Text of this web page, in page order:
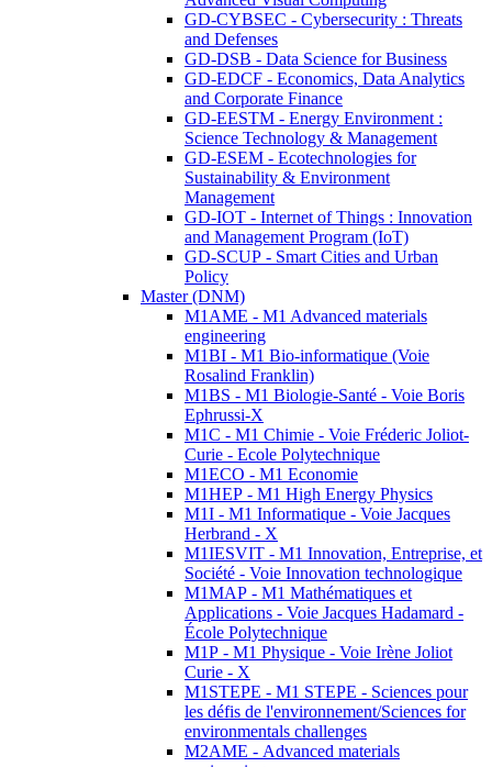
GD-CYBSEC - Cybersecurity : Threats
and Defenses
GD-DSB - Data Science for Business
GD-EDCF - Economics, Data Analytics
and Corporate Finance
GD-EESTM - Energy Environment :
Science Technology & Management
GD-ESEM - Ecotechnologies for
Sustainability & Environment
Management
GD-IOT - Internet of Things : Innovation
and Management Program (IoT)
GD-SCUP - Smart Cities and Urban
Policy
Master (DNM)
M1AME - M1 Advanced materials
engineering
M1BI - M1 Bio-informatique (Voie
Rosalind Franklin)
M1BS - M1 Biologie-Santé - Voie Boris
Ephrussi-X
M1C - M1 Chimie - Voie Fréderic Joliot-
Curie - Ecole Polytechnique
M1ECO - M1 Economie
M1HEP - M1 High Energy Physics
M1I - M1 Informatique - Voie Jacques
Herbrand - X
M1IESVIT - M1 Innovation, Entreprise, et
Société - Voie Innovation technologique
M1MAP - M1 Mathématiques et
Applications - Voie Jacques Hadamard -
École Polytechnique
M1P - M1 Physique - Voie Irène Joliot
Curie - X
M1STEPE - M1 STEPE - Sciences pour
les défis de l'environnement/Sciences for
environmentals challenges
M2AME - Advanced materials